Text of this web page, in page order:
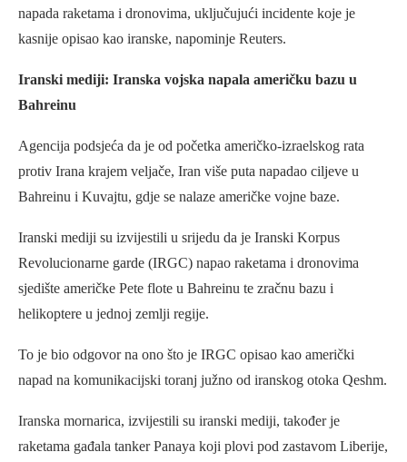
napada raketama i dronovima, uključujući incidente koje je
kasnije opisao kao iranske, napominje Reuters.
Iranski mediji: Iranska vojska napala američku bazu u
Bahreinu
Agencija podsjeća da je od početka američko-izraelskog rata
protiv Irana krajem veljače, Iran više puta napadao ciljeve u
Bahreinu i Kuvajtu, gdje se nalaze američke vojne baze.
Iranski mediji su izvijestili u srijedu da je Iranski Korpus
Revolucionarne garde (IRGC) napao raketama i dronovima
sjedište američke Pete flote u Bahreinu te zračnu bazu i
helikoptere u jednoj zemlji regije.
To je bio odgovor na ono što je IRGC opisao kao američki
napad na komunikacijski toranj južno od iranskog otoka Qeshm.
Iranska mornarica, izvijestili su iranski mediji, također je
raketama gađala tanker Panaya koji plovi pod zastavom Liberije,